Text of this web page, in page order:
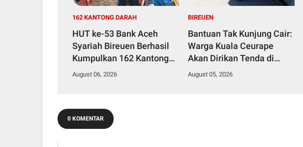
162 KANTONG DARAH
HUT ke-53 Bank Aceh
Syariah Bireuen Berhasil
Kumpulkan 162 Kantong
Darah
August 06, 2026
BIREUEN
Bantuan Tak Kunjung Cair:
Warga Kuala Ceurape
Akan Dirikan Tenda di
Kantor BPBD
August 05, 2026
0 KOMENTAR